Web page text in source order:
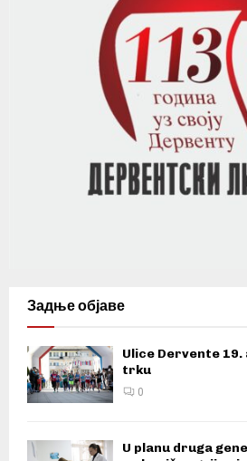
Задње објаве
Ulice Dervente
trku
0
U planu druga